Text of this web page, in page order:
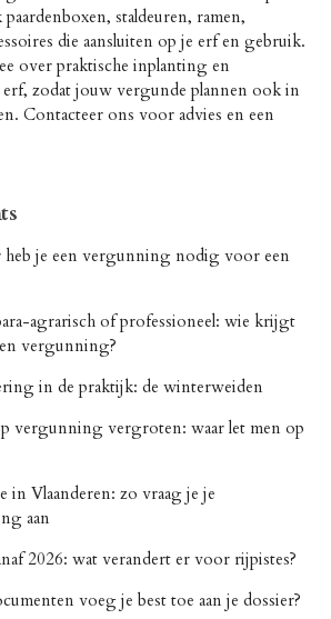
staldeuren, ramen,
die aansluiten op je erf en gebruik.
over praktische inplanting en
erf, zodat jouw vergunde plannen ook in
Contacteer ons voor advies en een
heb je een vergunning nodig voor een
agrarisch of professioneel: wie krijgt
vergunning?
in de praktijk: de winterweiden
vergunning vergroten: waar let men op
in Vlaanderen: zo vraag je je
aan
2026: wat verandert er voor rijpistes?
voeg je best toe aan je dossier?